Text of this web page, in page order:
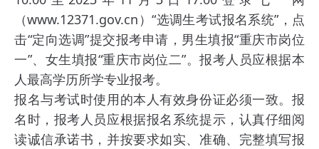
（www.12371.gov.cn）“选调生考试报名系统”，点
击“定向选调”提交报考申请，男生填报“重庆市岗位
一”、女生填报“重庆市岗位二”。报考人员应根据本
人最高学历所学专业报考。
报名与考试时使用的本人有效身份证必须一致。报
名时，报考人员应根据报名系统提示，认真仔细阅
读诚信承诺书，并按要求如实、准确、完整填写报